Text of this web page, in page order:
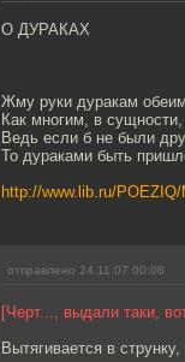
О ДУРАКАХ
Жму руки дуракам
Как многим, в
Ведь если б не были
То дураками быть
http://www.lib.ru/
отправлено 24.11.07 00:08
[Черт..., выдали таки,
Вытягивается в